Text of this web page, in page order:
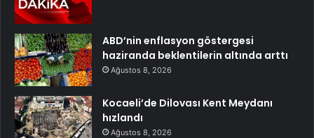
ABD’nin enflasyon göstergesi
haziranda beklentilerin altında arttı
Ağustos 8, 2026
Kocaeli’de Dilovası Kent Meydanı
hızlandı
Ağustos 8, 2026